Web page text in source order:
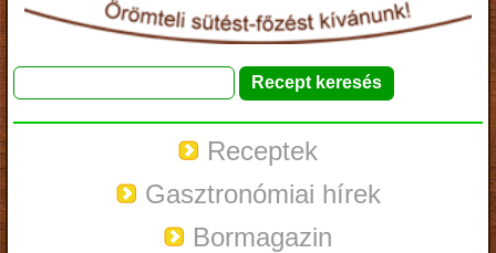
Receptek
Gasztronómiai hírek
Bormagazin